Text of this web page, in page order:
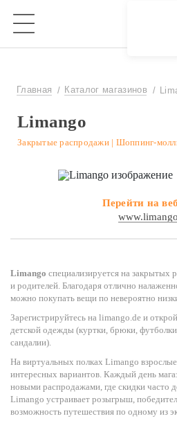
Главная Каталог магазинов
Limango
Закрытые распродажи | Шоппинг-
Перейти на
Limango специализируется на закрытых
и родителей. Благодаря отлично
можно покупать вещи по невероятно
Зарегистрируйтесь на limango.de и
детской одежды (куртки, брюки,
сандалии).
На виртуальных полках Limango
интересных вариантов. Каждый день
новыми распродажами, где скидки часто
Limango устраивает розыгрыш,
возможность путешествия по одному из